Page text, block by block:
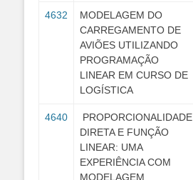
4632
MODELAGEM DO
CARREGAMENTO DE
AVIÕES UTILIZANDO
PROGRAMAÇÃO
LINEAR EM CURSO DE
LOGÍSTICA
4640
PROPORCIONALIDADE
DIRETA E FUNÇÃO
LINEAR: UMA
EXPERIÊNCIA COM
MODELAGEM